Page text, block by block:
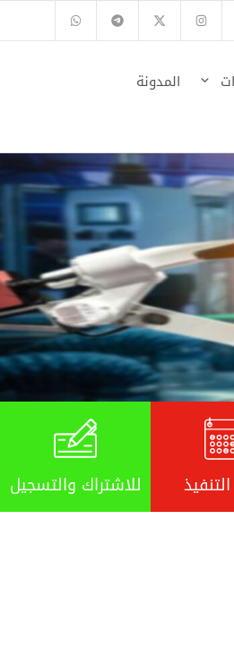
المدونة
للاشتراك والتسجيل